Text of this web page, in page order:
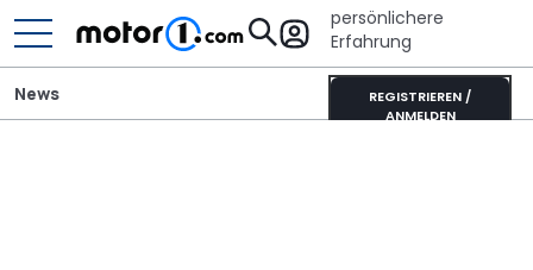
persönlichere
Erfahrung
REGISTRIEREN /
ANMELDEN
News